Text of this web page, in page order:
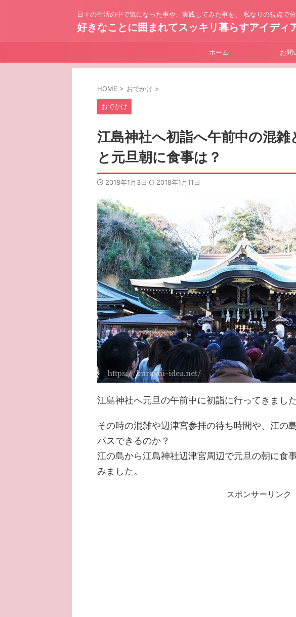
日々の生活の中で気になった事や、実践してみた事を、 私なりの視点で
好きなことに囲まれてスッキリ暮らすアイディ
ホーム お問
HOME > おでかけ >
おでかけ
江島神社へ初詣へ午前中の混
と元旦朝に食事は？
2018年1月3日 2018年1月11日
江島神社へ元旦の午前中に初詣に行ってきました
その時の混雑や辺津宮参拝の待ち時間や、江の
パスできるのか？
江の島から江島神社辺津宮周辺で元旦の朝に食
みました。
スポンサーリンク